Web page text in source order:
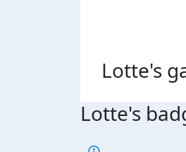
Lotte's
Lotte's